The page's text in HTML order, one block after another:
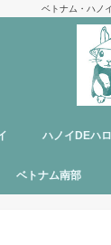
ベトナム・ハノ
向け
ージ
ケア
近郊観光
ート
ハノイDEハ
ベトナム南部